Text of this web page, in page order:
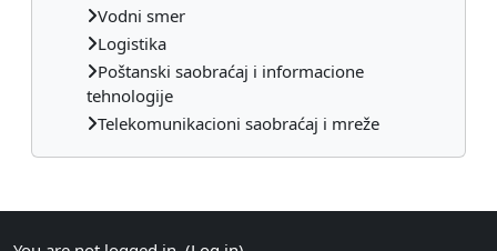
Vodni smer
Logistika
Poštanski saobraćaj i informacione
tehnologije
Telekomunikacioni saobraćaj i mreže
Supplementary blocks